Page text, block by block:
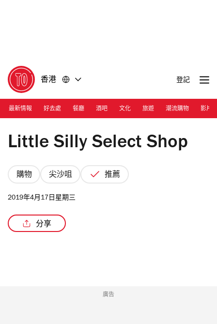
香港 登記
最新情報 好去處 餐廳 酒吧 文化 旅遊 潮流購物 影片
Photograph: Courtesy Little Silly Select Shop
Little Silly Select Shop
購物 尖沙咀 推薦
2019年4月17日星期三
分享
廣告